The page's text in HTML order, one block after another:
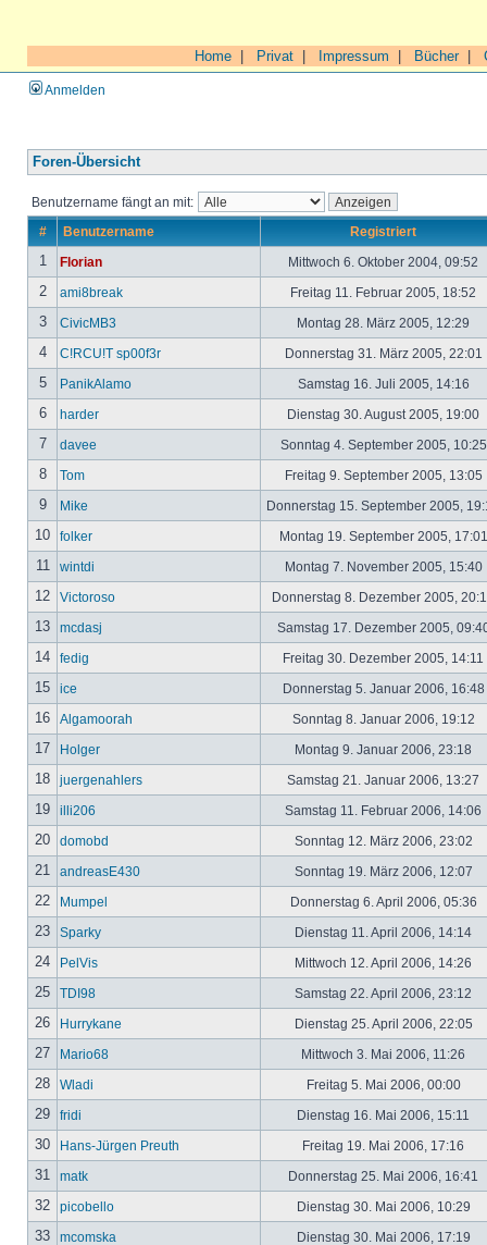
Home Privat Impressum Bücher|
Anmelden
Foren-Übersicht
Benutzername fängt an mit:
# Benutzername Registriert
1 Florian Mittwoch 6. Oktober 2004, 09:52
2 ami8break Freitag 11. Februar 2005, 18:52
3 CivicMB3 Montag 28. März 2005, 12:29
4 C!RCU!T sp00f3r Donnerstag 31. März 2005, 22:01
5 PanikAlamo Samstag 16. Juli 2005, 14:16
6 harder Dienstag 30. August 2005, 19:00
7 davee Sonntag 4. September 2005,
8 Tom Freitag 9. September 2005, 13:05
9 Mike Donnerstag 15. September 2005,
10 folker Montag 19. September 2005,
11 wintdi Montag 7. November 2005, 15:40
12 Victoroso Donnerstag 8. Dezember 2005,
13 mcdasj Samstag 17. Dezember 2005,
14 fedig Freitag 30. Dezember 2005, 14:11
15 ice Donnerstag 5. Januar 2006, 16:48
16 Algamoorah Sonntag 8. Januar 2006, 19:12
17 Holger Montag 9. Januar 2006, 23:18
18 juergenahlers Samstag 21. Januar 2006, 13:27
19 illi206 Samstag 11. Februar 2006, 14:06
20 domobd Sonntag 12. März 2006, 23:02
21 andreasE430 Sonntag 19. März 2006, 12:07
22 Mumpel Donnerstag 6. April 2006, 05:36
23 Sparky Dienstag 11. April 2006, 14:14
24 PelVis Mittwoch 12. April 2006, 14:26
25 TDI98 Samstag 22. April 2006, 23:12
26 Hurrykane Dienstag 25. April 2006, 22:05
27 Mario68 Mittwoch 3. Mai 2006, 11:26
28 Wladi Freitag 5. Mai 2006, 00:00
29 fridi Dienstag 16. Mai 2006, 15:11
30 Hans-Jürgen Preuth Freitag 19. Mai 2006, 17:16
31 matk Donnerstag 25. Mai 2006, 16:41
32 picobello Dienstag 30. Mai 2006, 10:29
33 mcomska Dienstag 30. Mai 2006, 17:19